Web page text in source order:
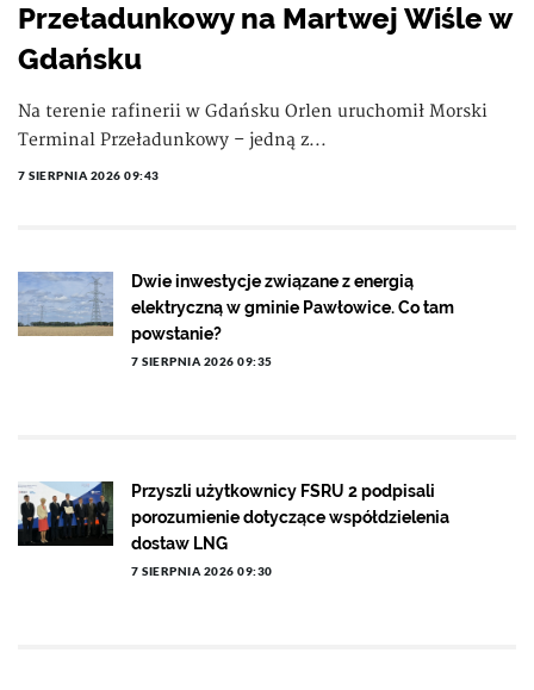
Przeładunkowy na Martwej Wiśle w
Gdańsku
Na terenie rafinerii w Gdańsku Orlen uruchomił Morski
Terminal Przeładunkowy – jedną z...
7 SIERPNIA 2026 09:43
Dwie inwestycje związane z energią
elektryczną w gminie Pawłowice. Co tam
powstanie?
7 SIERPNIA 2026 09:35
Przyszli użytkownicy FSRU 2 podpisali
porozumienie dotyczące współdzielenia
dostaw LNG
7 SIERPNIA 2026 09:30